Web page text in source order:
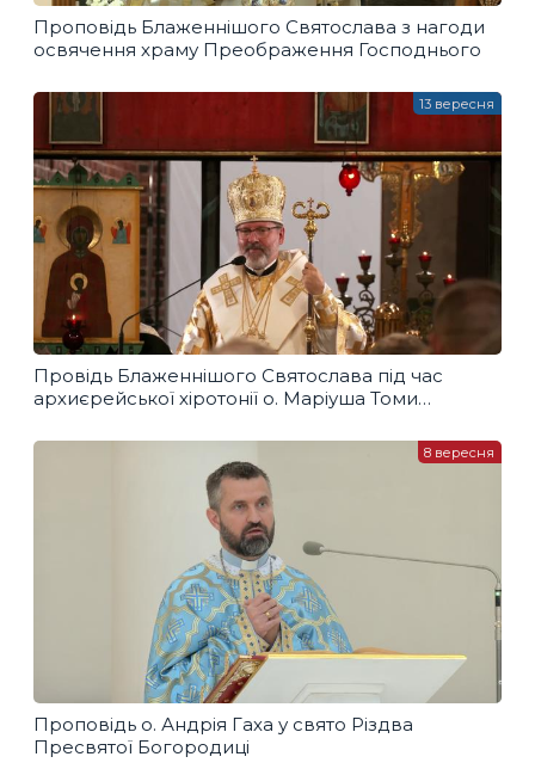
Проповідь Блаженнішого Святослава з нагоди
освячення храму Преображення Господнього
Провідь Блаженнішого Святослава під час
архиєрейської хіротонії о. Маріуша Томи
13 вересня
Проповідь о. Андрія Гаха у свято Різдва
Пресвятої Богородиці
8 вересня